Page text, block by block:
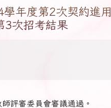
年度第2次契約進用
3次招考結果
評審委員會審議通過。